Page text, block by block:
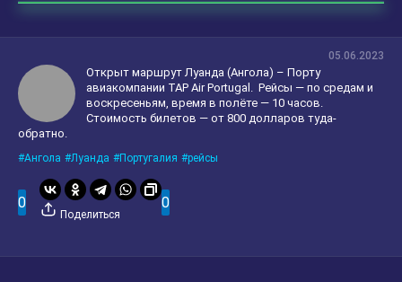
05.06.2023
Открыт маршрут Луанда (Ангола) – Порту
авиакомпании TAP Air Portugal. Рейсы — по средам и
воскресеньям, время в полёте — 10 часов.
Стоимость билетов — от 800 долларов туда-
обратно.
Ангола Луанда Португалия рейсы
0
Поделиться
0